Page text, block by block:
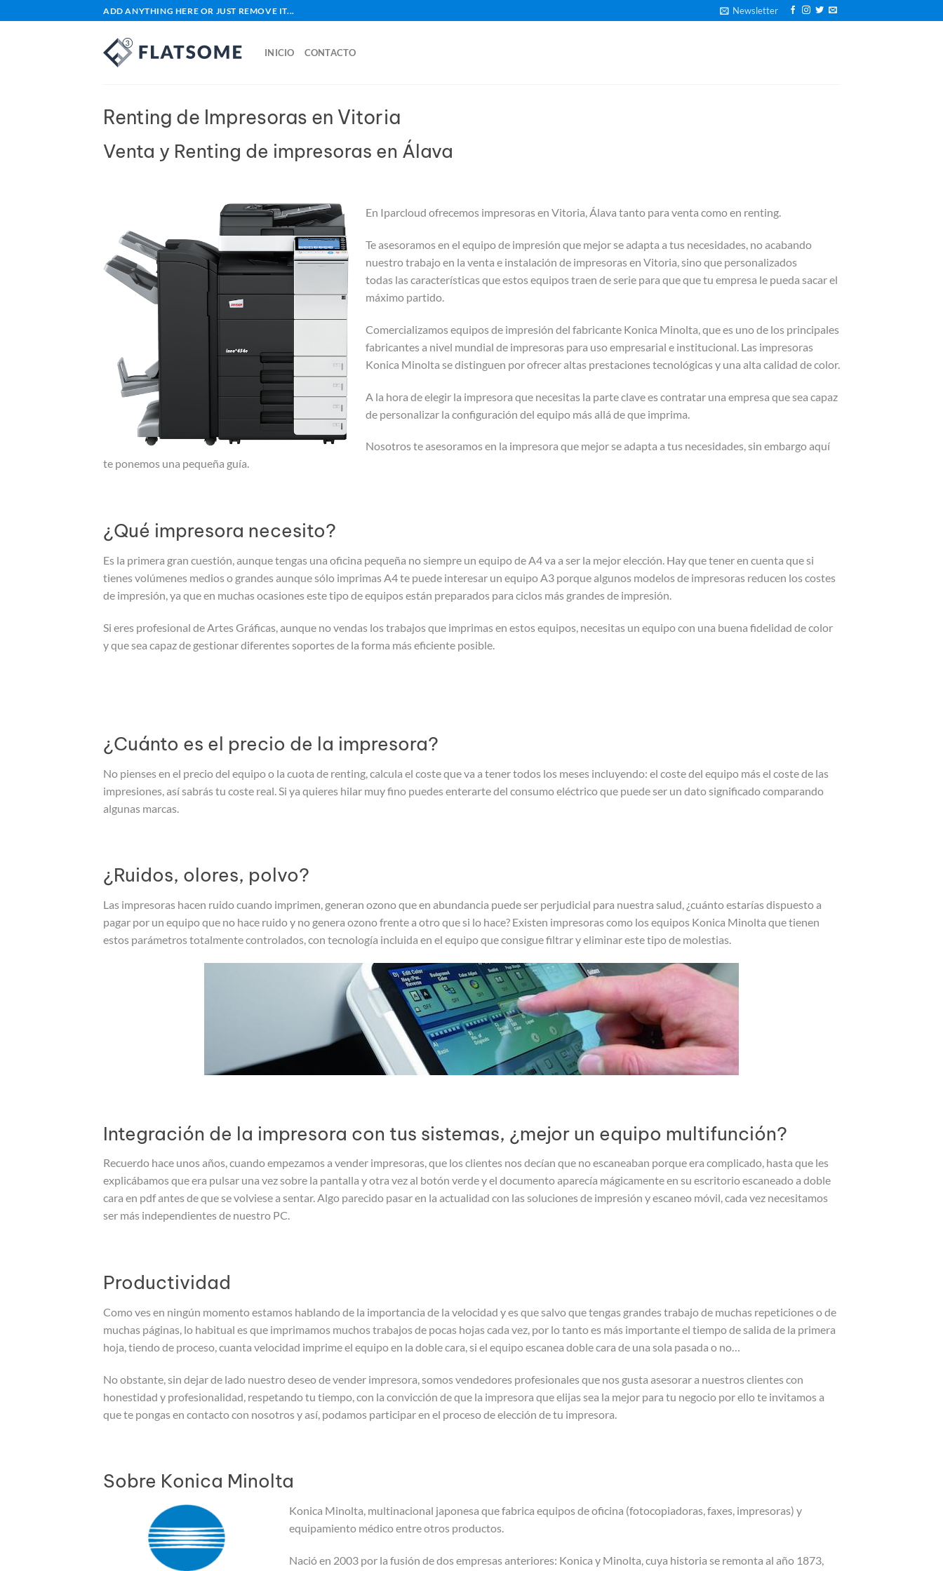
al
ADD ANYTHING HERE OR JUST REMOVE IT... Newsletter
INICIO CONTACTO
Renting de Impresoras en Vitoria
Venta y Renting de impresoras en Álava
En Iparcloud ofrecemos impresoras en Vitoria, Álava tanto para venta como en renting.
Te asesoramos en el equipo de impresión que mejor se adapta a tus necesidades, no acabando
nuestro trabajo en la venta e instalación de impresoras en Vitoria, sino que personalizados
todas las características que estos equipos traen de serie para que que tu empresa le pueda sacar el
máximo partido.
Comercializamos equipos de impresión del fabricante Konica Minolta, que es uno de los principales
fabricantes a nivel mundial de impresoras para uso empresarial e institucional. Las impresoras
Konica Minolta se distinguen por ofrecer altas prestaciones tecnológicas y una alta calidad de color.
A la hora de elegir la impresora que necesitas la parte clave es contratar una empresa que sea capaz
de personalizar la configuración del equipo más allá de que imprima.
Nosotros te asesoramos en la impresora que mejor se adapta a tus necesidades, sin embargo aquí
te ponemos una pequeña guía.
¿Qué impresora necesito?
Es la primera gran cuestión, aunque tengas una oficina pequeña no siempre un equipo de A4 va a ser la mejor elección. Hay que tener en cuenta que si
tienes volúmenes medios o grandes aunque sólo imprimas A4 te puede interesar un equipo A3 porque algunos modelos de impresoras reducen los costes
de impresión, ya que en muchas ocasiones este tipo de equipos están preparados para ciclos más grandes de impresión.
Si eres profesional de Artes Gráficas, aunque no vendas los trabajos que imprimas en estos equipos, necesitas un equipo con una buena fidelidad de color
y que sea capaz de gestionar diferentes soportes de la forma más eficiente posible.
¿Cuánto es el precio de la impresora?
No pienses en el precio del equipo o la cuota de renting, calcula el coste que va a tener todos los meses incluyendo: el coste del equipo más el coste de las
impresiones, así sabrás tu coste real. Si ya quieres hilar muy fino puedes enterarte del consumo eléctrico que puede ser un dato significado comparando
algunas marcas.
¿Ruidos, olores, polvo?
Las impresoras hacen ruido cuando imprimen, generan ozono que en abundancia puede ser perjudicial para nuestra salud, ¿cuánto estarías dispuesto a
pagar por un equipo que no hace ruido y no genera ozono frente a otro que si lo hace? Existen impresoras como los equipos Konica Minolta que tienen
estos parámetros totalmente controlados, con tecnología incluida en el equipo que consigue filtrar y eliminar este tipo de molestias.
Integración de la impresora con tus sistemas, ¿mejor un equipo multifunción?
Recuerdo hace unos años, cuando empezamos a vender impresoras, que los clientes nos decían que no escaneaban porque era complicado, hasta que les
explicábamos que era pulsar una vez sobre la pantalla y otra vez al botón verde y el documento aparecía mágicamente en su escritorio escaneado a doble
cara en pdf antes de que se volviese a sentar. Algo parecido pasar en la actualidad con las soluciones de impresión y escaneo móvil, cada vez necesitamos
ser más independientes de nuestro PC.
Productividad
Como ves en ningún momento estamos hablando de la importancia de la velocidad y es que salvo que tengas grandes trabajo de muchas repeticiones o de
muchas páginas, lo habitual es que imprimamos muchos trabajos de pocas hojas cada vez, por lo tanto es más importante el tiempo de salida de la primera
hoja, tiendo de proceso, cuanta velocidad imprime el equipo en la doble cara, si el equipo escanea doble cara de una sola pasada o no…
No obstante, sin dejar de lado nuestro deseo de vender impresora, somos vendedores profesionales que nos gusta asesorar a nuestros clientes con
honestidad y profesionalidad, respetando tu tiempo, con la convicción de que la impresora que elijas sea la mejor para tu negocio por ello te invitamos a
que te pongas en contacto con nosotros y así, podamos participar en el proceso de elección de tu impresora.
Sobre Konica Minolta
Konica Minolta, multinacional japonesa que fabrica equipos de oficina (fotocopiadoras, faxes, impresoras) y
equipamiento médico entre otros productos.
Nació en 2003 por la fusión de dos empresas anteriores: Konica y Minolta, cuya historia se remonta al año 1873,